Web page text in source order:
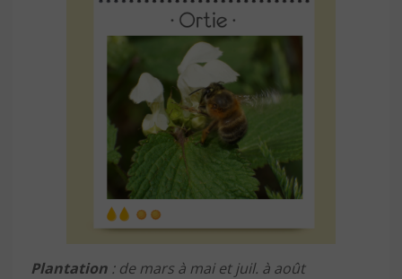
Plantation : de mars à mai et juil. à août